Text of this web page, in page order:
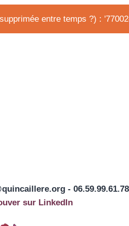
entre temps ?) :
- 06.59.99.61.78
sur LinkedIn